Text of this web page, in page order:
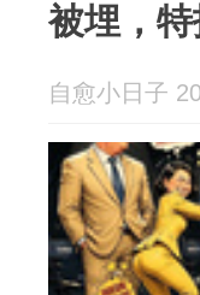
被埋，
自愈小日子